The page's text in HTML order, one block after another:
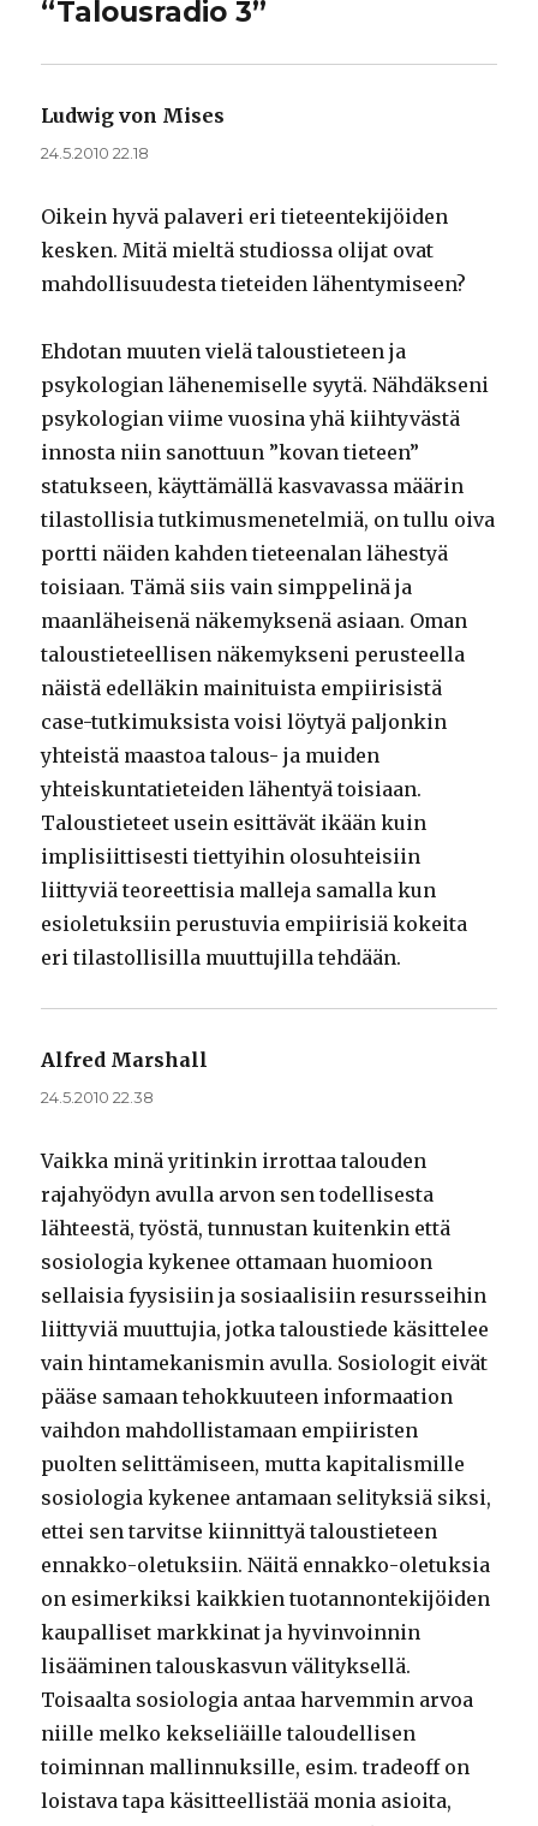
“Talousradio 3”
Ludwig von Mises
24.5.2010 22.18
Oikein hyvä palaveri eri tieteentekijöiden
kesken. Mitä mieltä studiossa olijat ovat
mahdollisuudesta tieteiden lähentymiseen?
Ehdotan muuten vielä taloustieteen ja
psykologian lähenemiselle syytä. Nähdäkseni
psykologian viime vuosina yhä kiihtyvästä
innosta niin sanottuun ”kovan tieteen”
statukseen, käyttämällä kasvavassa määrin
tilastollisia tutkimusmenetelmiä, on tullu oiva
portti näiden kahden tieteenalan lähestyä
toisiaan. Tämä siis vain simppelinä ja
maanläheisenä näkemyksenä asiaan. Oman
taloustieteellisen näkemykseni perusteella
näistä edelläkin mainituista empiirisistä
case-tutkimuksista voisi löytyä paljonkin
yhteistä maastoa talous- ja muiden
yhteiskuntatieteiden lähentyä toisiaan.
Taloustieteet usein esittävät ikään kuin
implisiittisesti tiettyihin olosuhteisiin
liittyviä teoreettisia malleja samalla kun
esioletuksiin perustuvia empiirisiä kokeita
eri tilastollisilla muuttujilla tehdään.
Alfred Marshall
24.5.2010 22.38
Vaikka minä yritinkin irrottaa talouden
rajahyödyn avulla arvon sen todellisesta
lähteestä, työstä, tunnustan kuitenkin että
sosiologia kykenee ottamaan huomioon
sellaisia fyysisiin ja sosiaalisiin resursseihin
liittyviä muuttujia, jotka taloustiede käsittelee
vain hintamekanismin avulla. Sosiologit eivät
pääse samaan tehokkuuteen informaation
vaihdon mahdollistamaan empiiristen
puolten selittämiseen, mutta kapitalismille
sosiologia kykenee antamaan selityksiä siksi,
ettei sen tarvitse kiinnittyä taloustieteen
ennakko-oletuksiin. Näitä ennakko-oletuksia
on esimerkiksi kaikkien tuotannontekijöiden
kaupalliset markkinat ja hyvinvoinnin
lisääminen talouskasvun välityksellä.
Toisaalta sosiologia antaa harvemmin arvoa
niille melko kekseliäille taloudellisen
toiminnan mallinnuksille, esim. tradeoff on
loistava tapa käsitteellistää monia asioita,